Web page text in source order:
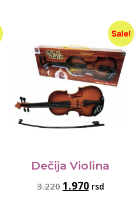
Sale!
Dečija Violina
3.220 1.970 rsd